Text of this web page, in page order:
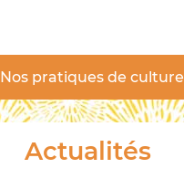
Nos pratiques de culture
Actualités